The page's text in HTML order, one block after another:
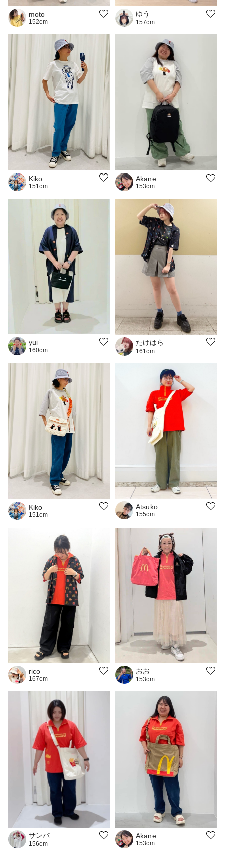
moto
152cm
ゆう
157cm
Kiko
151cm
Akane
153cm
yui
160cm
たけはら
161cm
Kiko
151cm
Atsuko
155cm
rico
167cm
おお
153cm
サンバ
156cm
Akane
153cm